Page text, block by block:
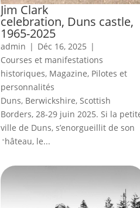
Jim Clark
celebration, Duns castle,
1965-2025
admin | Déc 16, 2025 |
Courses et manifestations
historiques, Magazine, Pilotes et
personnalités
Duns, Berwickshire, Scottish
Borders, 28-29 juin 2025. Si la
ville de Duns, s’enorgueillit de son
château, le...